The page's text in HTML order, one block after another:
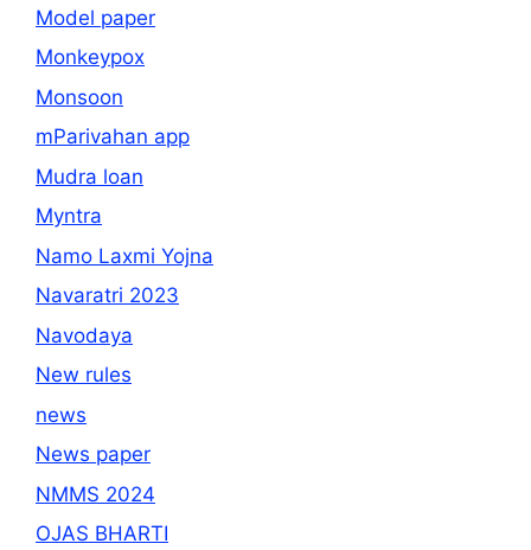
Model paper
Monkeypox
Monsoon
mParivahan app
Mudra loan
Myntra
Namo Laxmi Yojna
Navaratri 2023
Navodaya
New rules
news
News paper
NMMS 2024
OJAS BHARTI